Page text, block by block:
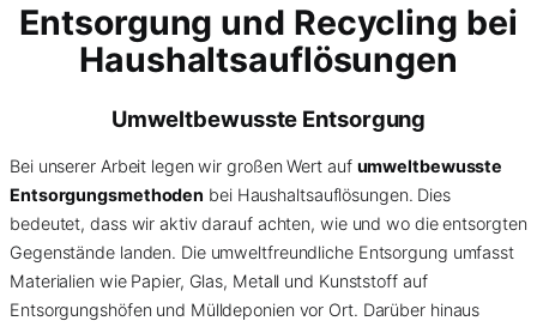
Entsorgung und Recycling bei
Haushaltsauflösungen
Umweltbewusste Entsorgung
Bei unserer Arbeit legen wir großen Wert auf umweltbewusste
Entsorgungsmethoden bei Haushaltsauflösungen. Dies
bedeutet, dass wir aktiv darauf achten, wie und wo die entsorgten
Gegenstände landen. Die umweltfreundliche Entsorgung umfasst
Materialien wie Papier, Glas, Metall und Kunststoff auf
Entsorgungshöfen und Mülldeponien vor Ort. Darüber hinaus